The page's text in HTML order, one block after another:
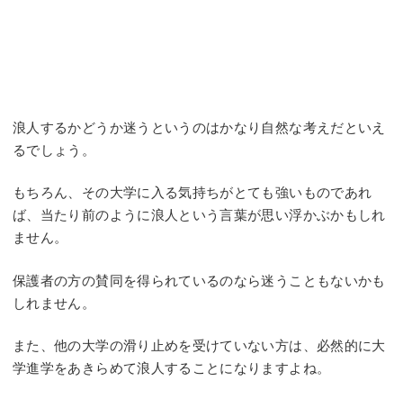
浪人するかどうか迷うというのはかなり自然な考えだといえ
るでしょう。
もちろん、その大学に入る気持ちがとても強いものであれ
ば、当たり前のように浪人という言葉が思い浮かぶかもしれ
ません。
保護者の方の賛同を得られているのなら迷うこともないかも
しれません。
また、他の大学の滑り止めを受けていない方は、必然的に大
学進学をあきらめて浪人することになりますよね。